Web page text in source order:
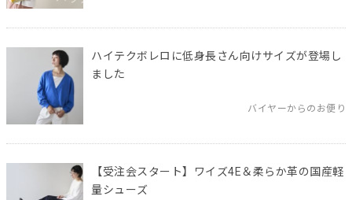
ハイテクボレロに低身長さん向けサイズが登場し
ました
バイヤーからのお便り
【受注会スタート】ワイズ4E＆柔らか革の国産軽
量シューズ